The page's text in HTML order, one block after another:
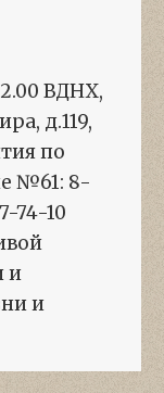
ВДНХ,
д.119,
по
№61: 8-
74-10
и
и